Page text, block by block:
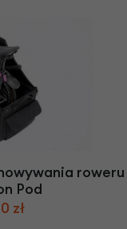
roweru
Pod
zł